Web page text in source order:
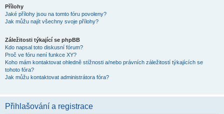
Přílohy
Jaké přílohy jsou na tomto fóru povoleny?
Jak můžu najít všechny svoje přílohy?
Záležitosti týkající se phpBB
Kdo napsal toto diskusní fórum?
Proč ve fóru není funkce XY?
Koho mám kontaktovat ohledně stížnosti a/nebo právních záležitostí týkajících se
tohoto fóra?
Jak můžu kontaktovat administrátora fóra?
Přihlašování a registrace